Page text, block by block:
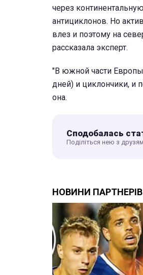
через
антициклонов. Но
влез и поэтому на
рассказала эксперт.
"В южной части
дней) и циклончики, и
она.
Сподобалась
Поділіться нею з